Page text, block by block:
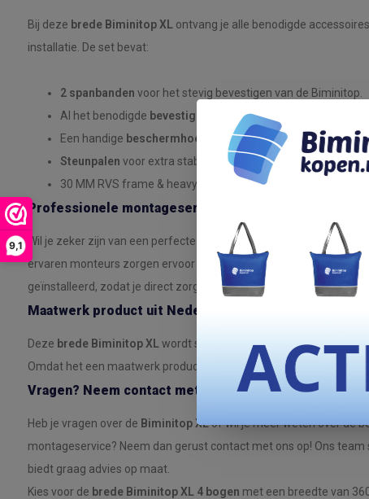
9,1
Bij deze brede Biminitop XL ontvang je alle benodigde
installatie. De set bevat:
2 spanbanden voor het stevig bevestigen van de Biminitop.
Al het benodigde bevestigingsmateriaal
Een handige beschermhoes
om de Biminitop te
Steunpalen voor extra stabiliteit tijdens het varen, zelfs in
30 MM RVS frame & heavy duty koppelingen.
Professionele montageservice
Wil je zeker zijn van een perfecte montage? Wij bieden ook
ervaren monteurs zorgen ervoor dat jouw
brede Biminitop XL
geïnstalleerd, zodat je direct zorgeloos kunt genieten van de
Maatwerk product uit Nederland
Deze brede Biminitop XL wordt speciaal voor jou op maat
Omdat het een maatwerk product betreft, is retourneren helaas
Vragen? Neem contact met ons op!
Heb je vragen over de Biminitop XLof wil je meer weten over de
montageservice? Neem dan gerust contact met ons op! Ons
biedt graag advies op maat.
Kies voor de brede Biminitop XL 4 bogen met een breedte van